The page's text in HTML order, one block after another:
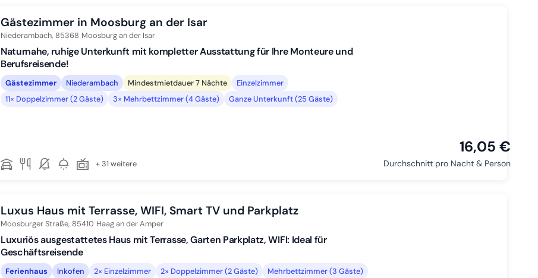
Gästezimmer in Moosburg an der Isar
Niederambach, 85368 Moosburg an der Isar
Naturnahe, ruhige Unterkunft mit kompletter Ausstattung für Ihre Monteure und
Berufsreisende!
Gästezimmer Niederambach Mindestmietdauer 7 Nächte
Einzelzimmer
11× Doppelzimmer (2 Gäste)
3× Mehrbettzimmer (4 Gäste) Ganze Unterkunft (25 Gäste)
+ 31 weitere
16,05 €
Durchschnitt pro Nacht & Person
Luxus Haus mit Terrasse, WIFI, Smart TV und Parkplatz
Moosburger Straße, 85410 Haag an der Amper
Luxuriös ausgestattetes Haus mit Terrasse, Garten Parkplatz, WIFI: Ideal für
Geschäftsreisende
Ferienhaus Inkofen 2× Einzelzimmer 2× Doppelzimmer (2 Gäste)
Mehrbettzimmer (3 Gäste)